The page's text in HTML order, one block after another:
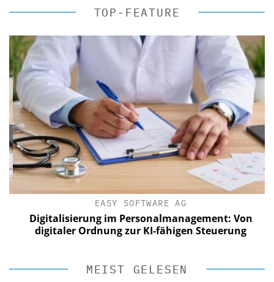
TOP-FEATURE
EASY SOFTWARE AG
Digitalisierung im Personalmanagement: Von
digitaler Ordnung zur KI-fähigen Steuerung
MEIST GELESEN